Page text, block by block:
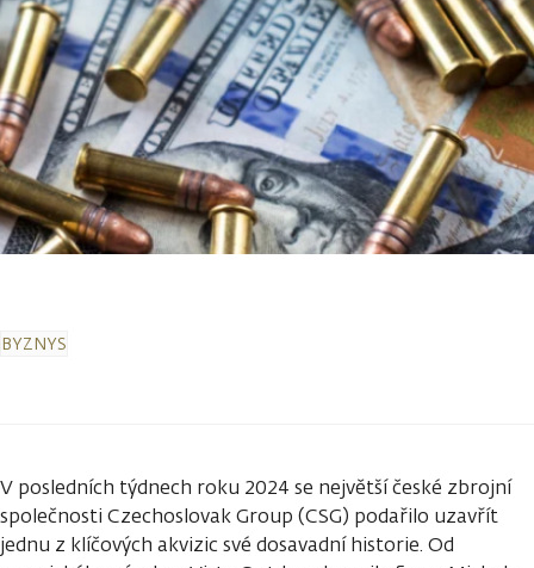
BYZNYS
V posledních týdnech roku 2024 se největší české zbrojní
společnosti Czechoslovak Group (CSG) podařilo uzavřít
jednu z klíčových akvizic své dosavadní historie. Od